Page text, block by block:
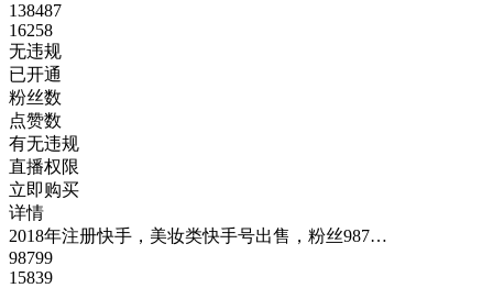
138487
16258
无违规
已开通
粉丝数
点赞数
有无违规
直播权限
立即购买
详情
2018年注册快手，美妆类快手号出售，粉丝987…
98799
15839